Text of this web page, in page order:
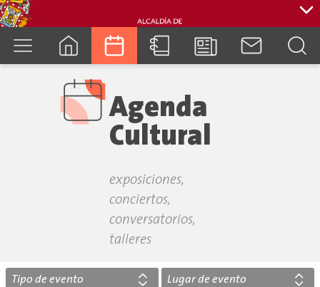
Agenda
Cultural
exposiciones,
conciertos,
conversatorios,
talleres
Tipo de evento Lugar de evento